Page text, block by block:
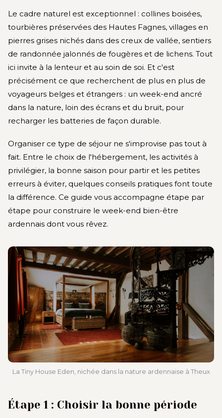
Le cadre naturel est exceptionnel : collines boisées,
tourbières préservées des Hautes Fagnes, villages en
pierres grises nichés dans des creux de vallée, sentiers
de randonnée jalonnés de fougères et de lichens. Tout
ici invite à la lenteur et au soin de soi. Et c'est
précisément ce que recherchent de plus en plus de
voyageurs belges et étrangers : un week-end ancré
dans la nature, loin des écrans et du bruit, pour
recharger les batteries de façon durable.
Organiser ce type de séjour ne s'improvise pas tout à
fait. Entre le choix de l'hébergement, les activités à
privilégier, la bonne saison pour partir et les petites
erreurs à éviter, quelques conseils pratiques font toute
la différence. Ce guide vous accompagne étape par
étape pour construire le week-end bien-être
ardennais dont vous rêvez.
La Tiny House Eden, nichée dans la nature ardennaise à Theux
Étape 1 : Choisir la bonne période